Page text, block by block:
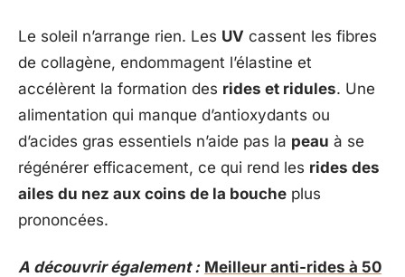
Le soleil n’arrange rien. Les UV cassent les fibres
de collagène, endommagent l’élastine et
accélèrent la formation des rides et ridules. Une
alimentation qui manque d’antioxydants ou
d’acides gras essentiels n’aide pas la peau à se
régénérer efficacement, ce qui rend les rides des
ailes du nez aux coins de la bouche plus
prononcées.
A découvrir également : Meilleur anti-rides à 50